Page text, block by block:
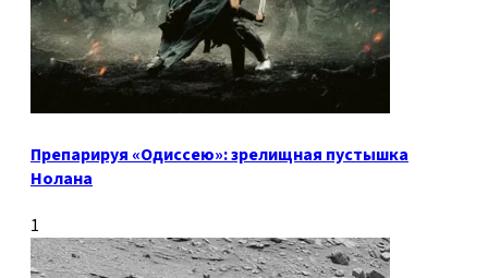
Препарируя «Одиссею»: зрелищная пустышка
Нолана
1